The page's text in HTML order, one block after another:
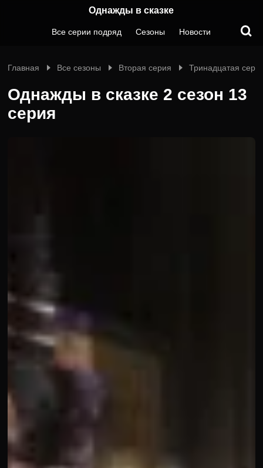
Однажды в сказке
Все серии подряд Сезоны Новости
Главная Все сезоны Вторая серия Тринадцатая
Однажды в сказке 2 сезон 13
серия